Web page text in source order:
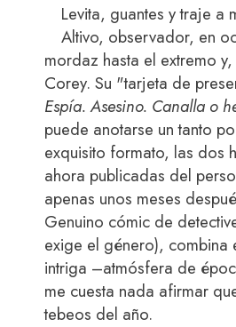
Levita, guantes y traje a
Altivo, observador, en
mordaz hasta el extremo
Corey. Su "tarjeta de
Espía. Asesino. Canalla o
puede anotarse un tanto
exquisito formato, las dos
ahora publicadas del
apenas unos meses
Genuino cómic de
exige el género), combina
intriga –atmósfera de
me cuesta nada afirmar
tebeos del año.